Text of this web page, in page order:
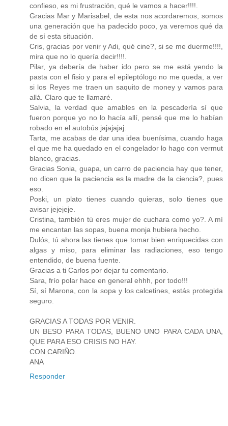
confieso, es mi frustración, qué le vamos a hacer!!!!.
Gracias Mar y Marisabel, de esta nos acordaremos, somos
una generación que ha padecido poco, ya veremos qué da
de sí esta situación.
Cris, gracias por venir y Adi, qué cine?, si se me duerme!!!!,
mira que no lo quería decir!!!!.
Pilar, ya debería de haber ido pero se me está yendo la
pasta con el fisio y para el epileptólogo no me queda, a ver
si los Reyes me traen un saquito de money y vamos para
allá. Claro que te llamaré.
Salvia, la verdad que amables en la pescadería sí que
fueron porque yo no lo hacía allí, pensé que me lo habían
robado en el autobús jajajajaj.
Tarta, me acabas de dar una idea buenísima, cuando haga
el que me ha quedado en el congelador lo hago con vermut
blanco, gracias.
Gracias Sonia, guapa, un carro de paciencia hay que tener,
no dicen que la paciencia es la madre de la ciencia?, pues
eso.
Poski, un plato tienes cuando quieras, solo tienes que
avisar jejejeje.
Cristina, también tú eres mujer de cuchara como yo?. A mí
me encantan las sopas, buena monja hubiera hecho.
Dulós, tú ahora las tienes que tomar bien enriquecidas con
algas y miso, para eliminar las radiaciones, eso tengo
entendido, de buena fuente.
Gracias a ti Carlos por dejar tu comentario.
Sara, frío polar hace en general ehhh, por todo!!!
Sí, sí Marona, con la sopa y los calcetines, estás protegida
seguro.
GRACIAS A TODAS POR VENIR.
UN BESO PARA TODAS, BUENO UNO PARA CADA UNA,
QUE PARA ESO CRISIS NO HAY.
CON CARIÑO.
ANA
Responder